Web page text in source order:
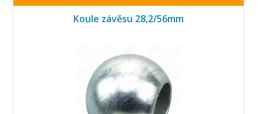
Koule závěsu 28,2/56mm